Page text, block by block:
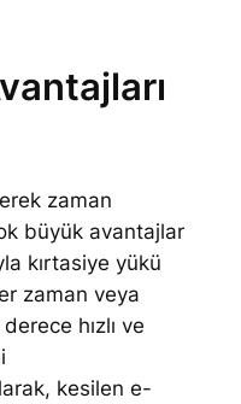
zaman
büyük avantajlar
kırtasiye yükü
zaman veya
hızlı ve
kesilen e-